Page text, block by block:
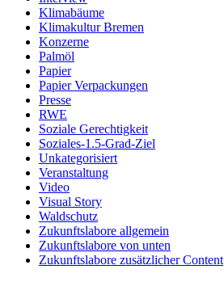
Klimabäume
Klimakultur Bremen
Konzerne
Palmöl
Papier
Papier Verpackungen
Presse
RWE
Soziale Gerechtigkeit
Soziales-1.5-Grad-Ziel
Unkategorisiert
Veranstaltung
Video
Visual Story
Waldschutz
Zukunftslabore allgemein
Zukunftslabore von unten
Zukunftslabore zusätzlicher Content